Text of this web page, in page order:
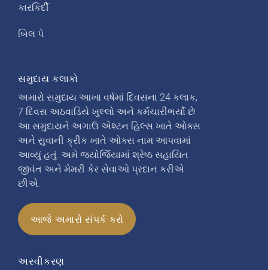
કારકિર્દી
બિલ પે
સમુદાય કલાકો
અમારો સમુદાય આખા વર્ષમાં દિવસના 24 કલાક,
7 દિવસ અઠવાડિયે ખુલ્લો અને કર્મચારીભર્યો છે.
આ સમુદાયને અગાઉ એશ્ટન હિલ્સ ખાતે ઓક્સ
અને સુવાની ક્રીક ખાતે ઓક્સ નામ આપવામાં
આવ્યું હતું. અમે જ્યોર્જિયામાં શ્રેષ્ઠ સહાયિત
જીવંત અને મેમરી કેર સેવાઓ પ્રદાન કરીએ
છીએ.
આજે અમારો સંપર્ક કરો
અસ્વીકરણ